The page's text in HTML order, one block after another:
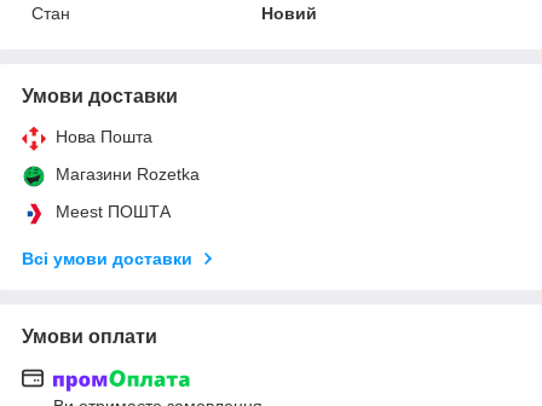
Стан
Новий
Умови доставки
Нова Пошта
Магазини Rozetka
Meest ПОШТА
Всі умови доставки
Умови оплати